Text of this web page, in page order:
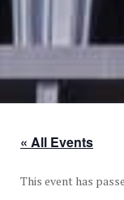
« All Events
This event has